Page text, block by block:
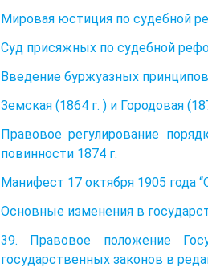
Мировая юстиция по судебной
Суд присяжных по судебной
Введение буржуазных
Земская (1864 г. ) и Городовая
Правовое регулирование
повинности 1874 г.
Манифест 17 октября 1905 года
Основные изменения в
39. Правовое положение
государственных законов в